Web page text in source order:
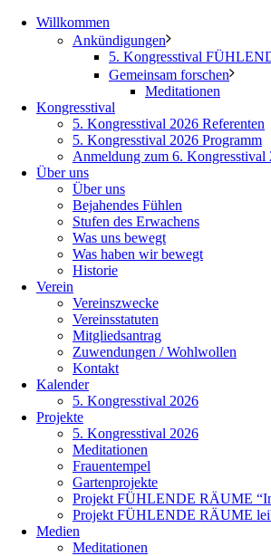
Willkommen
Ankündigungen
5. Kongresstival
Gemeinsam forschen
Meditationen
Kongresstival
5. Kongresstival 2026 Referenten
5. Kongresstival 2026 Programm
Anmeldung zum 6. Kongresstival
Über uns
Über uns
Bejahendes Fühlen
Stufen des Erwachens
Was uns bewegt
Was haben wir bewegt
Historie
Verein
Vereinszwecke
Vereinsstatuten
Mitgliedsantrag
Zuwendungen / Wohlwollen
Kontakt
Kalender
5. Kongresstival 2026
Projekte
5. Kongresstival 2026
Meditationen
Frauentempel
Gartenprojekte
Projekt FÜHLENDE RÄUME
Projekt FÜHLENDE RÄUME
Medien
Meditationen